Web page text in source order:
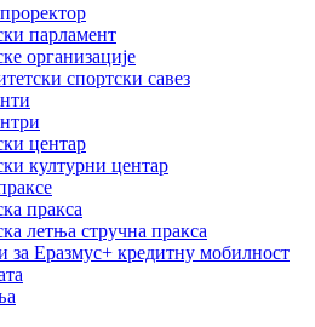
парламент
организације
спортски савез
центар
културни центар
пракса
летња стручна пракса
за Еразмус+ кредитну мобилност